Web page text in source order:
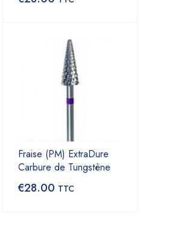
Fraise (PM) ExtraDure
Carbure de Tungstène
€28.00 TTC